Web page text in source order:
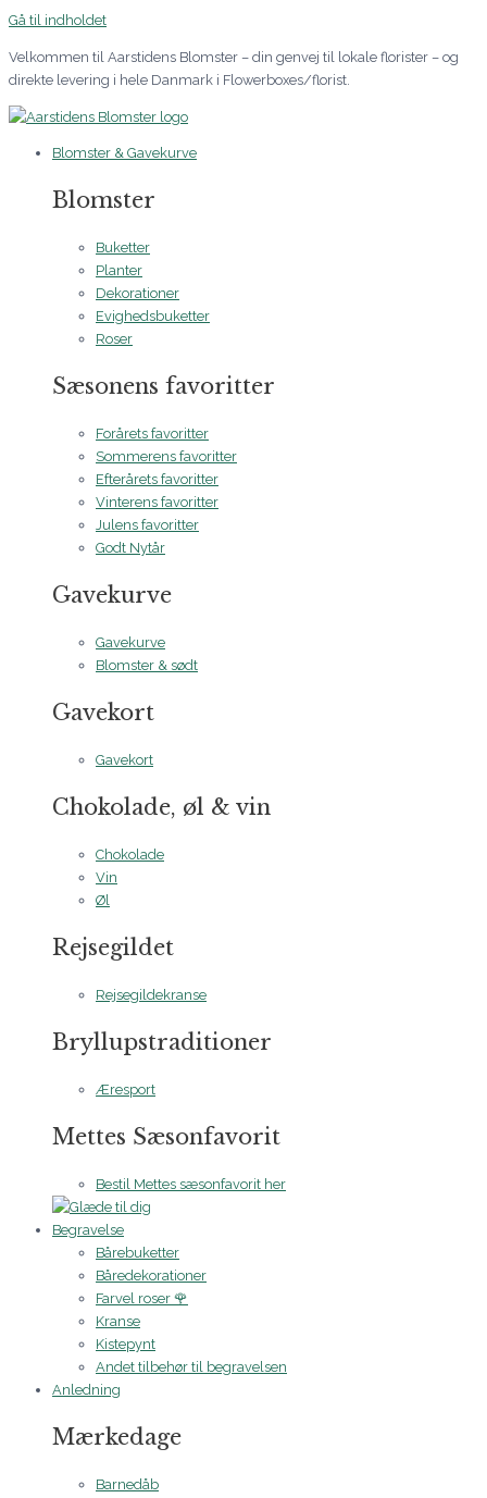
Gå til indholdet
Velkommen til Aarstidens Blomster – din genvej til lokale florister – og
direkte levering i hele Danmark i Flowerboxes/florist.
Blomster & Gavekurve
Blomster
Buketter
Planter
Dekorationer
Evighedsbuketter
Roser
Sæsonens favoritter
Forårets favoritter
Sommerens favoritter
Efterårets favoritter
Vinterens favoritter
Julens favoritter
Godt Nytår
Gavekurve
Gavekurve
Blomster & sødt
Gavekort
Gavekort
Chokolade, øl & vin
Chokolade
Vin
Øl
Rejsegildet
Rejsegildekranse
Bryllupstraditioner
Æresport
Mettes Sæsonfavorit
Bestil Mettes sæsonfavorit her
Begravelse
Bårebuketter
Båredekorationer
Farvel roser 🌹
Kranse
Kistepynt
Andet tilbehør til begravelsen
Anledning
Mærkedage
Barnedåb